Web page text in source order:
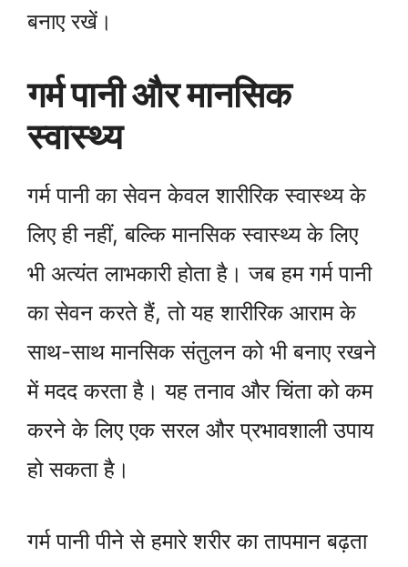
बनाए रखें।
गर्म पानी और मानसिक
स्वास्थ्य
गर्म पानी का सेवन केवल शारीरिक स्वास्थ्य के
लिए ही नहीं, बल्कि मानसिक स्वास्थ्य के लिए
भी अत्यंत लाभकारी होता है। जब हम गर्म पानी
का सेवन करते हैं, तो यह शारीरिक आराम के
साथ-साथ मानसिक संतुलन को भी बनाए रखने
में मदद करता है। यह तनाव और चिंता को कम
करने के लिए एक सरल और प्रभावशाली उपाय
हो सकता है।
गर्म पानी पीने से हमारे शरीर का तापमान बढ़ता